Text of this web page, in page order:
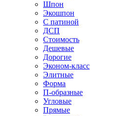
Шпон
Экошпон
С патиной
ДСП
Стоимость
Дешевые
Дорогие
Эконом-класс
Элитные
Форма
П-образные
Угловые
Прямые